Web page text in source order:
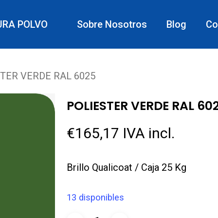
POLVO Sobre Nosotros Blog
VERDE RAL 6025
POLIESTER VERDE RAL
€165,17 IVA incl.
Brillo Qualicoat / Caja 25 Kg
13 disponibles